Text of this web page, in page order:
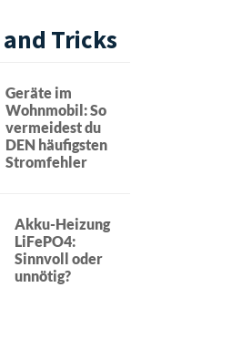
Tricks
Geräte im
Wohnmobil: So
vermeidest du
DEN häufigsten
Stromfehler
Akku-Heizung
LiFePO4:
Sinnvoll oder
unnötig?